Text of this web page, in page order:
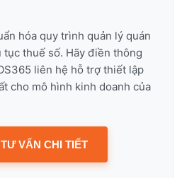
hóa quy trình quản lý quán
tục thuế số. Hãy điền thông
liên hệ hỗ trợ thiết lập
cho mô hình kinh doanh của
VẤN CHI TIẾT